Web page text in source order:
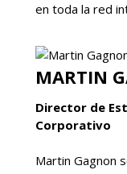
en toda la red
MARTIN
Director de
Corporativo
Martin Gagnon